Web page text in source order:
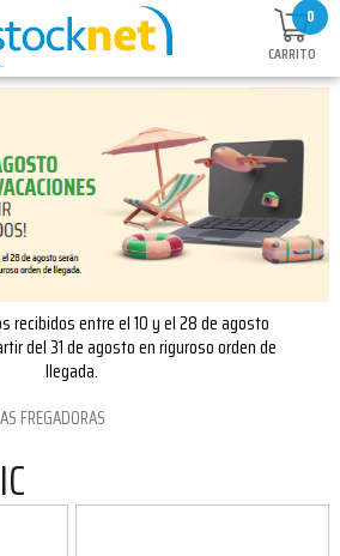
0
CARRITO
recibidos entre el 10 y el 28 de agosto
del 31 de agosto en riguroso orden de
llegada.
FREGADORAS